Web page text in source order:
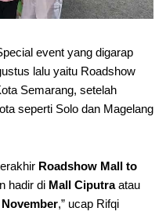
event yang digarap
lalu yaitu Roadshow
Semarang, setelah
seperti Solo dan Magelang
Roadshow Mall to
hadir di Mall Ciputraatau
,” ucap Rifqi